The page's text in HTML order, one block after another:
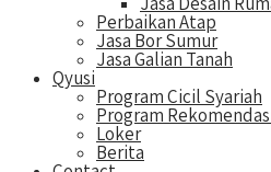
Perbaikan Atap
Jasa Bor Sumur
Jasa Galian Tanah
Qyusi
Program Cicil Syariah
Program
Loker
Berita